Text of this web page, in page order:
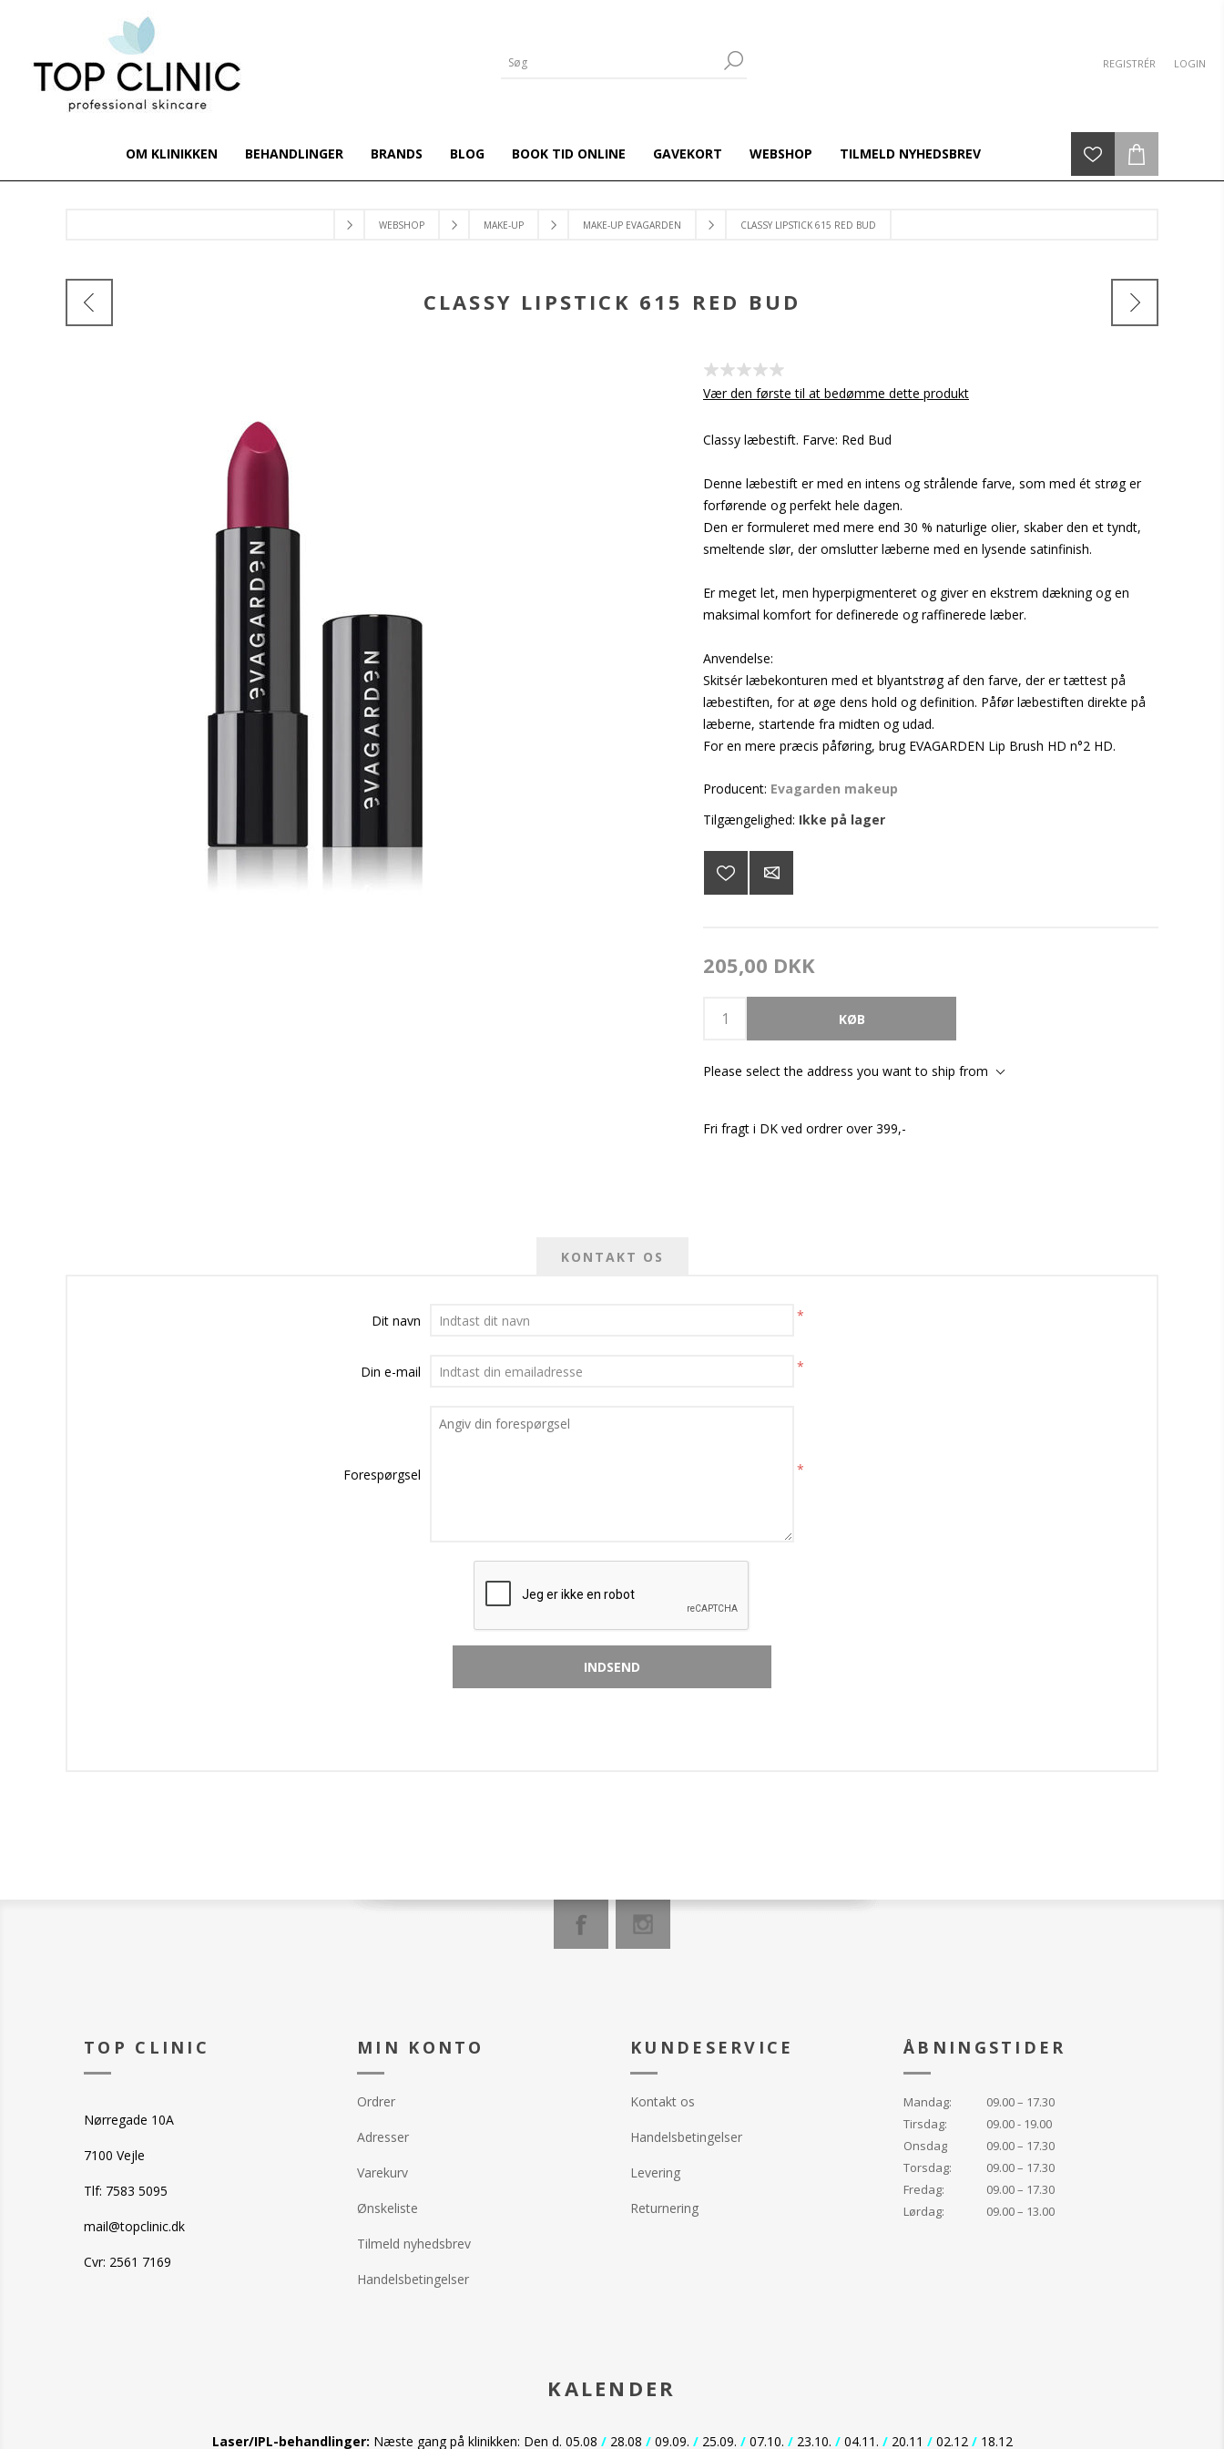
REGISTRÉR LOGIN
OM KLINIKKEN BEHANDLINGER BRANDS BLOG BOOK TID ONLINE GAVEKORT WEBSHOP TILMELD NYHEDSBREV
WEBSHOP MAKE-UP MAKE-UP EVAGARDEN CLASSY LIPSTICK 615 RED BUD
CLASSY LIPSTICK 615 RED BUD
Vær den første til at bedømme dette produkt
Classy læbestift. Farve: Red Bud
Denne læbestift er med en intens og strålende farve, som med ét strøg er
forførende og perfekt hele dagen.
Den er formuleret med mere end 30 % naturlige olier, skaber den et tyndt,
smeltende slør, der omslutter læberne med en lysende satinfinish.
Er meget let, men hyperpigmenteret og giver en ekstrem dækning og en
maksimal komfort for definerede og raffinerede læber.
Anvendelse:
Skitsér læbekonturen med et blyantstrøg af den farve, der er tættest på
læbestiften, for at øge dens hold og definition. Påfør læbestiften direkte på
læberne, startende fra midten og udad.
For en mere præcis påføring, brug EVAGARDEN Lip Brush HD n°2 HD.
Producent: Evagarden makeup
Tilgængelighed: Ikke på lager
205,00 DKK
Please select the address you want to ship from
Fri fragt i DK ved ordrer over 399,-
KONTAKT OS
Dit navn *
Din e-mail *
Forespørgsel *
TOP CLINIC
Nørregade 10A
7100 Vejle
Tlf: 7583 5095
mail@topclinic.dk
Cvr: 2561 7169
MIN KONTO
Ordrer
Adresser
Varekurv
Ønskeliste
Tilmeld nyhedsbrev
Handelsbetingelser
KUNDESERVICE
Kontakt os
Handelsbetingelser
Levering
Returnering
ÅBNINGSTIDER
Mandag:
09.00 – 17.30
Tirsdag:
09.00 - 19.00
Onsdag
09.00 – 17.30
Torsdag:
09.00 – 17.30
Fredag:
09.00 – 17.30
Lørdag:
09.00 – 13.00
KALENDER
Laser/IPL-behandlinger: Næste gang på klinikken: Den d. 05.08 /28.08 /09.09. /25.09. /07.10. /23.10. /04.11. /20.11 /02.12 /18.12